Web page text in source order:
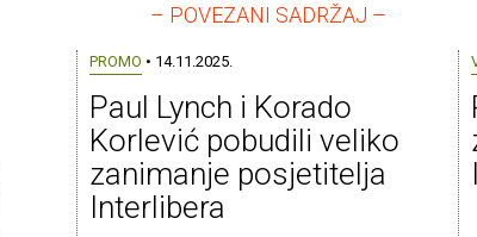
– POVEZANI SADRŽAJ –
PROMO • 14.11.2025.
Paul Lynch i Korado
Korlević pobudili veliko
zanimanje posjetitelja
Interlibera